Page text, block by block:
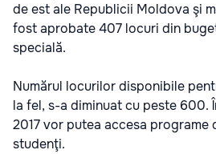
de est ale Republicii Moldova şi
fost aprobate 407 locuri din
specială.
Numărul locurilor disponibile
la fel, s-a diminuat cu peste 600.
2017 vor putea accesa programe
studenţi.